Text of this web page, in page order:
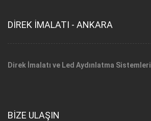
DİREK İMALATI - ANKARA
Direk İmalatı ve Led Aydınlatma Sistemleri
BİZE ULAŞIN